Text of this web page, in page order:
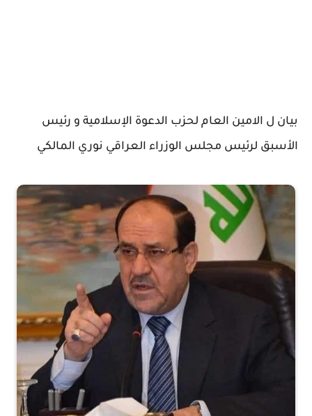
بيان ل الامين العام لحزب الدعوة الإسلامية و رئيس
الأسبق لرئيس مجلس الوزراء العراقي نوري المالكي